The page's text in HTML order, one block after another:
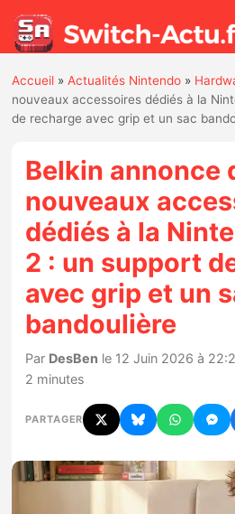
Actualités
Jeux
Hardware
Mises à jour
Chiffres de ventes
Nintendo Direct
Tests et previews
Accueil »Actualités Nintendo »
nouveaux accessoires dédiés à la
de recharge avec grip et un sac
Belkin annonce
nouveaux
dédiés à la
2 : un support
avec grip et un
bandoulière
Par DesBen le 12 Juin 2026 à
2 minutes
PARTAGER